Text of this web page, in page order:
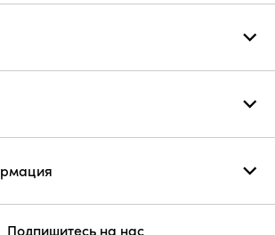
Подпишитесь на нас